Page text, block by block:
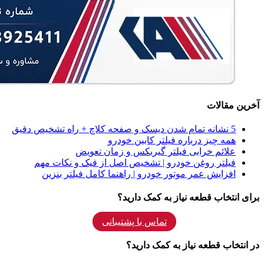
آخرین مقالات
5 نشانه‌ تمام شدن دیسک و صفحه کلاچ + راه تشخیص دقیق
همه‌ چیز درباره فیلتر کابین خودرو
علائم خرابی فیلتر گیربکس و زمان تعویض
فیلتر روغن خودرو | تشخیص اصل از فیک و نکات مهم
افزایش عمر موتور خودرو | راهنما کامل فیلتر بنزین
برای انتخاب قطعه نیاز به کمک دارید؟
تماس با پشتیبانی
در انتخاب قطعه نیاز به کمک دارید؟